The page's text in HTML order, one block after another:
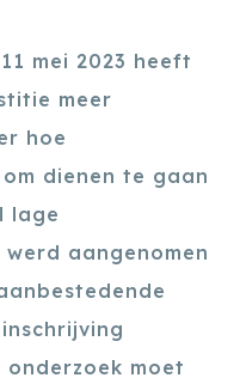
mei 2023 heeft
meer
hoe
dienen te gaan
lage
aangenomen
moet